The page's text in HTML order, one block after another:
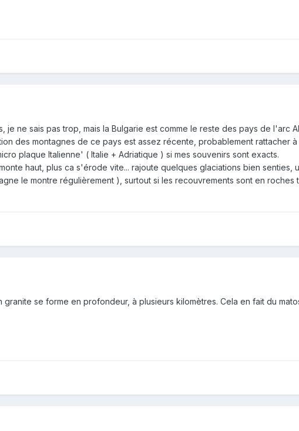
je ne sais pas trop, mais la Bulgarie est comme le reste des pays de l'arc
des montagnes de ce pays est assez récente, probablement rattacher
plaque Italienne' ( Italie + Adriatique ) si mes souvenirs sont exacts.
haut, plus ca s'érode vite... rajoute quelques glaciations bien
le montre régulièrement ), surtout si les recouvrements sont en
granite se forme en profondeur, à plusieurs kilomètres. Cela en fait du